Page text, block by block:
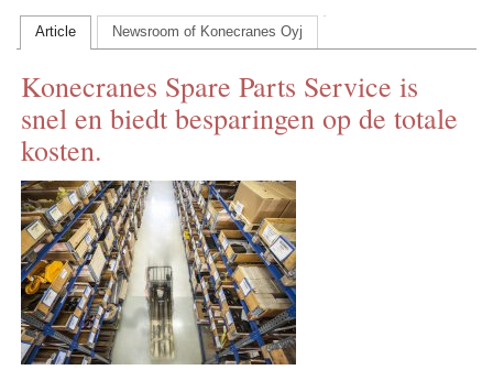
HOME
CONTACT US
INS MAIN WEBSITE
ABOUT US
Article Newsroom of Konecranes Oyj
Konecranes Spare Parts Service is
snel en biedt besparingen op de totale
kosten.